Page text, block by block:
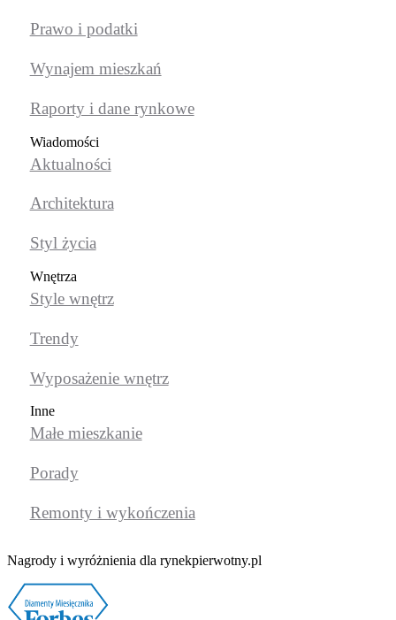
Prawo i podatki
Wynajem mieszkań
Raporty i dane rynkowe
Wiadomości
Aktualności
Architektura
Styl życia
Wnętrza
Style wnętrz
Trendy
Wyposażenie wnętrz
Inne
Małe mieszkanie
Porady
Remonty i wykończenia
Nagrody i wyróżnienia dla rynekpierwotny.pl